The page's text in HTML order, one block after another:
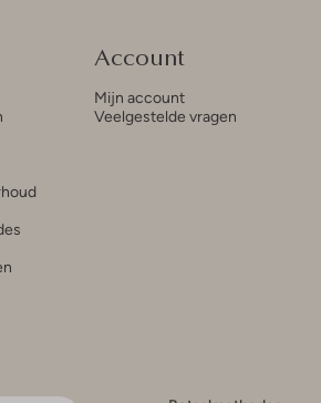
Account
Mijn account
Veelgestelde vragen